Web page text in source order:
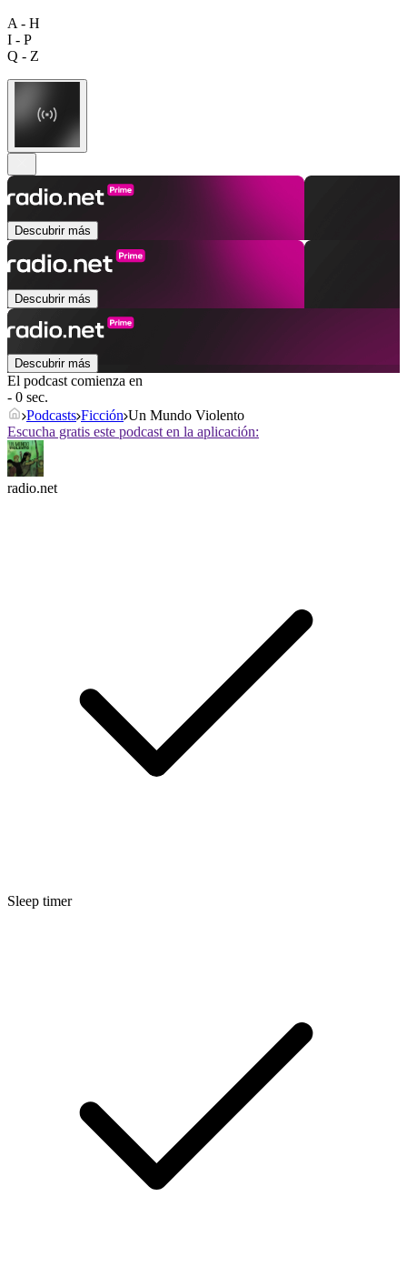
A - H
I - P
Q - Z
Descubrir más
Descubrir más
Descubrir más
El podcast comienza en
- 0 sec.
Podcasts Ficción Un Mundo Violento
Escucha gratis este podcast en la aplicación:
radio.net
Sleep timer